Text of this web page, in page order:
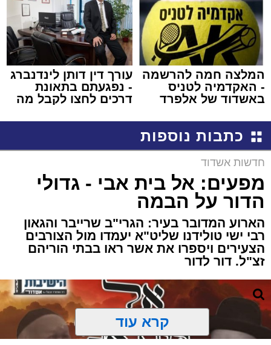
המלצה חמה להרשמה
- האקדמיה לטניס
באשדוד של אלפרד
עורך דין דותן לינדנברג
- נפגעתם בתאונת
דרכים לחצו לקבל מה
כתבות נוספות
חדשות אשדוד
מפעים: אל בית אבי - גדולי
הדור על הבמה
הארוע המדובר בעיר: הגרי"ב שרייבר והגאון
רבי ישי טולידנו שליט"א יעמדו מול הצורבים
הצעירים ויספרו את אשר ראו בבתי הוריהם
זצ"ל. דור לדור
קרא עוד